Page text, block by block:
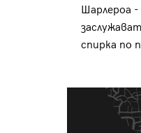
Шарлероа
спирка по